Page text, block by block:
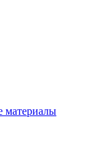
материалы